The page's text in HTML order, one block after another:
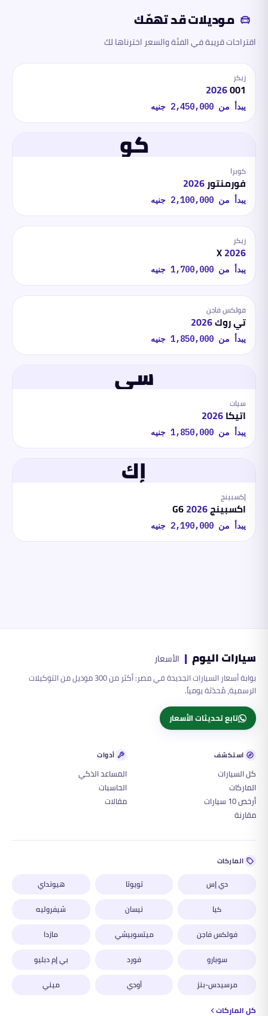
موديلات قد تهمّك
اقتراحات قريبة في الفئة والسعر اخترناها لك
زيكر
001
2026
يبدأ من 2,450,000 جنيه
كو
كوبرا
فورمنتور2026
يبدأ من 2,100,000 جنيه
زيكر
X2026
يبدأ من 1,700,000 جنيه
فولكس فاجن
تي روك2026
يبدأ من 1,850,000 جنيه
سي
سيات
اتيكا2026
يبدأ من 1,850,000 جنيه
إك
إكسبينج
اكسبينج G62026
يبدأ من 2,190,000 جنيه
سيارات اليوم | الأسعار
بوابة أسعار السيارات الجديدة في مصر: أكثر من 300 موديل من التوكيلات
الرسمية، مُحدّثة يومياً.
تابع تحديثات الأسعار
استكشف
كل السيارات
الماركات
أرخص 10 سيارات
مقارنة
أدوات
المساعد الذكي
الحاسبات
مقالات
الماركات
دي إس تويوتا
هيونداي
كيا
نيسان
شيفروليه
فولكس فاجن
ميتسوبيشي
مازدا
سوبارو
فورد
بي إم دبليو
مرسيدس-بنز
أودي
ميني
كل الماركات